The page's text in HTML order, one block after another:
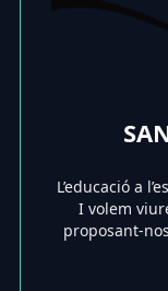
L’educació a
I volem
proposant-